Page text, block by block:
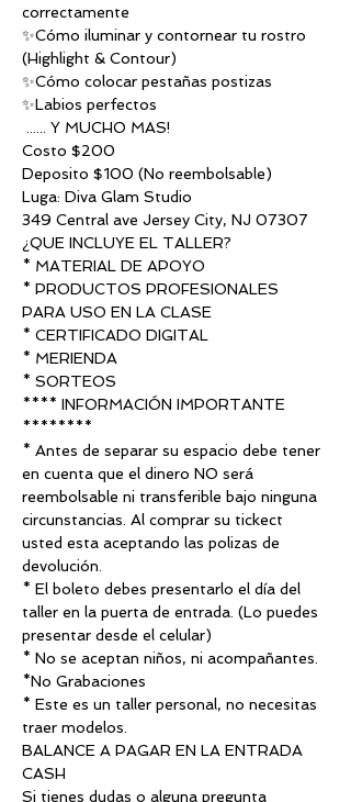
correctamente
✨Cómo iluminar y contornear tu rostro
(Highlight & Contour)
✨Cómo colocar pestañas postizas
✨Labios perfectos
...... Y MUCHO MAS!
Costo $200
Deposito $100 (No reembolsable)
Luga: Diva Glam Studio
349 Central ave Jersey City, NJ 07307
¿QUE INCLUYE EL TALLER?
* MATERIAL DE APOYO
* PRODUCTOS PROFESIONALES
PARA USO EN LA CLASE
* CERTIFICADO DIGITAL
* MERIENDA
* SORTEOS
**** INFORMACIÓN IMPORTANTE
********
* Antes de separar su espacio debe tener
en cuenta que el dinero NO será
reembolsable ni transferible bajo ninguna
circunstancias. Al comprar su tickect
usted esta aceptando las polizas de
devolución.
* El boleto debes presentarlo el día del
taller en la puerta de entrada. (Lo puedes
presentar desde el celular)
* No se aceptan niños, ni acompañantes.
*No Grabaciones
* Este es un taller personal, no necesitas
traer modelos.
BALANCE A PAGAR EN LA ENTRADA
CASH
Si tienes dudas o alguna pregunta